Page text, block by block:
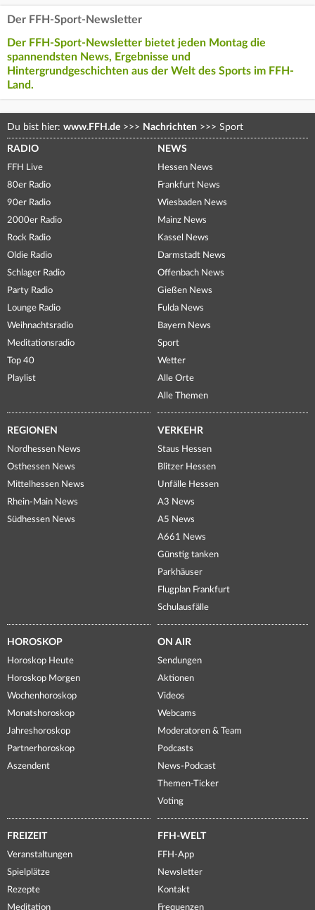
Der FFH-Sport-Newsletter
Der FFH-Sport-Newsletter bietet jeden Montag die
spannendsten News, Ergebnisse und
Hintergrundgeschichten aus der Welt des Sports im FFH-
Land.
Du bist hier: www.FFH.de >>> Nachrichten >>> Sport
RADIO
FFH Live
80er Radio
90er Radio
2000er Radio
Rock Radio
Oldie Radio
Schlager Radio
Party Radio
Lounge Radio
Weihnachtsradio
Meditationsradio
Top 40
Playlist
NEWS
Hessen News
Frankfurt News
Wiesbaden News
Mainz News
Kassel News
Darmstadt News
Offenbach News
Gießen News
Fulda News
Bayern News
Sport
Wetter
Alle Orte
Alle Themen
REGIONEN
Nordhessen News
Osthessen News
Mittelhessen News
Rhein-Main News
Südhessen News
VERKEHR
Staus Hessen
Blitzer Hessen
Unfälle Hessen
A3 News
A5 News
A661 News
Günstig tanken
Parkhäuser
Flugplan Frankfurt
Schulausfälle
HOROSKOP
Horoskop Heute
Horoskop Morgen
Wochenhoroskop
Monatshoroskop
Jahreshoroskop
Partnerhoroskop
Aszendent
ON AIR
Sendungen
Aktionen
Videos
Webcams
Moderatoren & Team
Podcasts
News-Podcast
Themen-Ticker
Voting
FREIZEIT
Veranstaltungen
Spielplätze
Rezepte
Meditation
FFH-WELT
FFH-App
Newsletter
Kontakt
Frequenzen